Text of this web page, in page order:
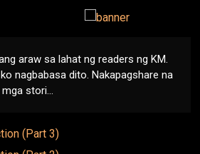
araw sa lahat ng readers ng KM.
nagbabasa dito. Nakapagshare na
stori...
(Part 3)